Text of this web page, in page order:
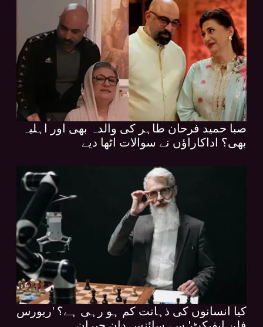
صبا حمید فرحان طاہر کی والدہ بھی اور اہلیہ
بھی؟ اداکاراؤں نے سوالات اٹھا دیے
کیا انسانوں کی ذہانت کم ہو رہی ہے؟ 'ریورس